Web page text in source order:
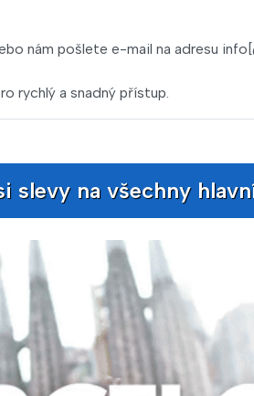
nám pošlete e-mail na adresu
rychlý a snadný přístup.
slevy na všechny